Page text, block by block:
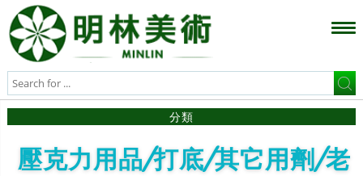
分類
壓克力用品/打底/其它用劑/老